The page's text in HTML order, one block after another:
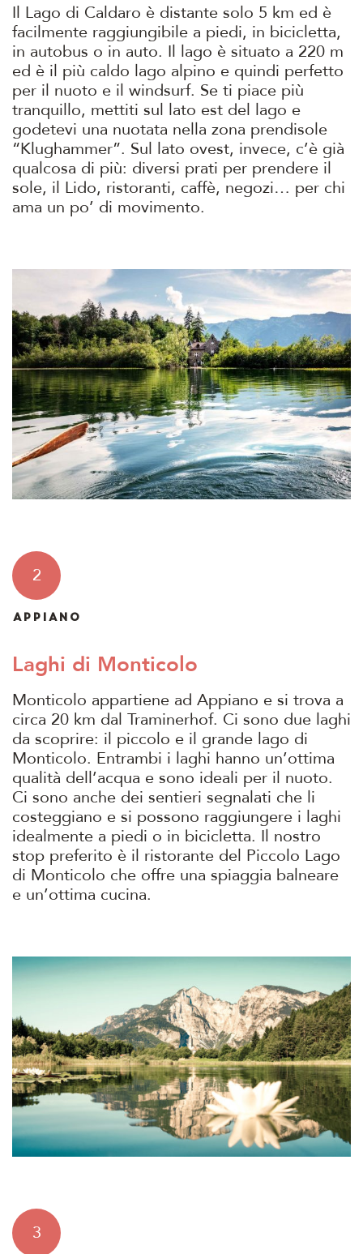
Il Lago di Caldaro è distante solo 5 km ed è
facilmente raggiungibile a piedi, in bicicletta,
in autobus o in auto. Il lago è situato a 220 m
ed è il più caldo lago alpino e quindi perfetto
per il nuoto e il windsurf. Se ti piace più
tranquillo, mettiti sul lato est del lago e
godetevi una nuotata nella zona prendisole
“Klughammer”. Sul lato ovest, invece, c’è già
qualcosa di più: diversi prati per prendere il
sole, il Lido, ristoranti, caffè, negozi… per chi
ama un po’ di movimento.
2
APPIANO
Laghi di Monticolo
Monticolo appartiene ad Appiano e si trova a
circa 20 km dal Traminerhof. Ci sono due laghi
da scoprire: il piccolo e il grande lago di
Monticolo. Entrambi i laghi hanno un’ottima
qualità dell’acqua e sono ideali per il nuoto.
Ci sono anche dei sentieri segnalati che li
costeggiano e si possono raggiungere i laghi
idealmente a piedi o in bicicletta. Il nostro
stop preferito è il ristorante del Piccolo Lago
di Monticolo che offre una spiaggia balneare
e un’ottima cucina.
3